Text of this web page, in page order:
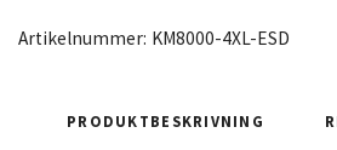
Artikelnummer: KM8000-4XL-ESD
PRODUKTBESKRIVNING